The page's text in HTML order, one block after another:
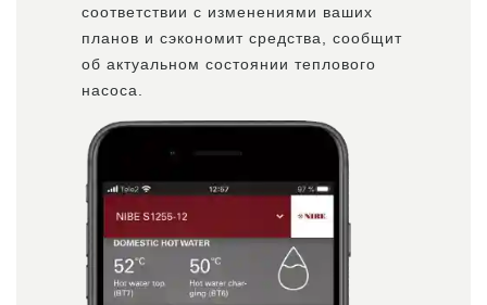
соответствии с изменениями ваших
планов и сэкономит средства, сообщит
об актуальном состоянии теплового
насоса.